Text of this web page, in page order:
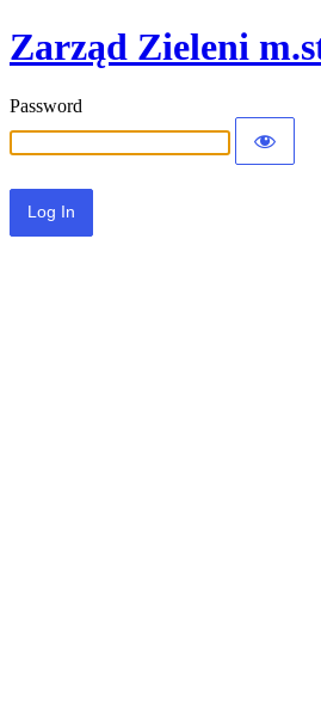
Zarząd Zieleni
Password